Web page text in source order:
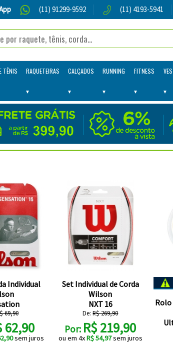
(11) 91299-9592 (11) 4193-5941
TÊNIS RAQUETEIRAS CALÇADOS RUNNING FITNESS
Individual
69,90
62,90
sem juros
Set Individual de Corda
Wilson
NXT 16
De:R$ 269,90
Por: R$ 219,90
ou em 4xR$ 54,97sem juros
Rolo